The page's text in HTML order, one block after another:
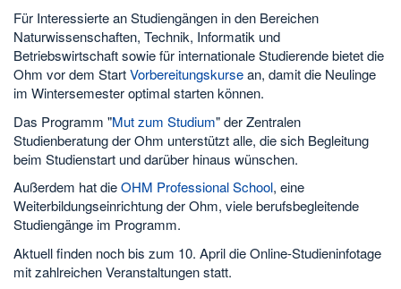
Für Interessierte an Studiengängen in den Bereichen
Naturwissenschaften, Technik, Informatik und
Betriebswirtschaft sowie für internationale Studierende bietet die
Ohm vor dem StartVorbereitungskursean, damit die Neulinge
im Wintersemester optimal starten können.
Das Programm "Mut zum Studium" der Zentralen
Studienberatung der Ohm unterstützt alle, die sich Begleitung
beim Studienstart und darüber hinaus wünschen.
Außerdem hat dieOHM Professional School, eine
Weiterbildungseinrichtung der Ohm, viele berufsbegleitende
Studiengänge im Programm.
Aktuell finden noch bis zum 10. April die Online-Studieninfotage
mit zahlreichen Veranstaltungen statt.